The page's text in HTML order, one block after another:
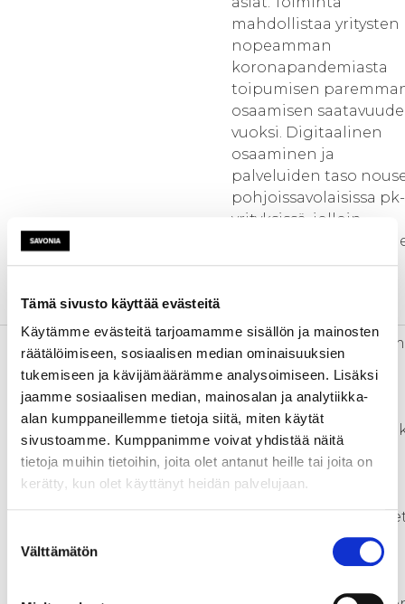
Tämä sivusto käyttää evästeitä
Käytämme evästeitä tarjoamamme sisällön ja mainosten
räätälöimiseen, sosiaalisen median ominaisuuksien
tukemiseen ja kävijämäärämme analysoimiseen. Lisäksi
jaamme sosiaalisen median, mainosalan ja analytiikka-
alan kumppaneillemme tietoja siitä, miten käytät
sivustoamme. Kumppanimme voivat yhdistää näitä
tietoja muihin tietoihin, joita olet antanut heille tai joita on
kerätty, kun olet käyttänyt heidän palvelujaan.
valinta
Välttämätön
mahdollistaa yritysten
nopeamman
koronapandemiasta
toipumisen
osaamisen
vuoksi. Digitaalinen
osaaminen ja
palveluiden taso
pohjoissavolaisissa pk-
yrityksissä, jolloin
kasvatetaan
viestipotentiaalia ja
Kumppanit
Varsinaisia
henkilöstö ja johto, 2)
mikro- ja pk-yritysten
henkilöstö ja johto,
yrittäjät, itsensä
työllistäjät sekä
ja osa-aikaisesti
työllistetyt henkilöt.